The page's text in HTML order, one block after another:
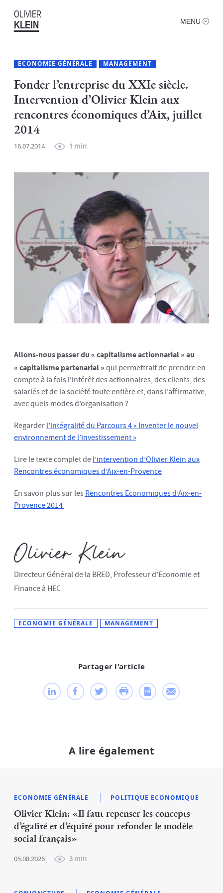
OLIVIER
KLEIN MENU
ECONOMIE GÉNÉRALE MANAGEMENT
Fonder l’entreprise du XXIe siècle.
Intervention d’Olivier Klein aux
rencontres économiques d’Aix, juillet
2014
16.07.2014 1 min
Partager l'article
Allons-nous passer du « capitalisme actionnarial » au
« capitalisme partenarial » qui permettrait de prendre en
compte à la fois l’intérêt des actionnaires, des clients, des
salariés et de la société toute entière et, dans l’affirmative,
avec quels modes d’organisation ?
Regarderl’intégralité du Parcours 4 « Inventer le nouvel
environnement de l’investissement »
Lire le texte complet del’intervention d’Olivier Klein aux
Rencontres économiques d’Aix-en-Provence
En savoir plus sur lesRencontres Economiques d’Aix-en-
Provence 2014
Directeur Général de la BRED, Professeur d’Economie et
Finance à HEC
ECONOMIE GÉNÉRALE MANAGEMENT
A lire également
ECONOMIE GÉNÉRALE POLITIQUE ECONOMIQUE
Olivier Klein: «Il faut repenser les concepts
d’égalité et d’équité pour refonder le modèle
social français»
05.08.2026 3 min